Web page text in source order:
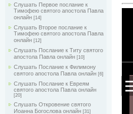
Слушать Первое послание к
Тимофею святого апостола Павла
онлайн [14]
Слушать Второе послание к
Тимофею святого апостола Павла
онлайн [12]
Слушать Послание к Титу святого
апостола Павла онлайн [10]
Слушать Послание к Филимону
святого апостола Павла онлайн [6]
Слушать Послание к Евреям
святого апостола Павла онлайн
[20]
Слушать Откровение святого
Иоанна Богослова онлайн [31]